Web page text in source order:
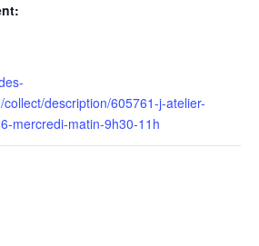
description/605761-j-atelier-
mercredi-matin-9h30-11h